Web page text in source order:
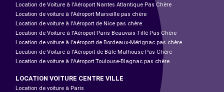
Location de Voiture à l'Aéroport Nantes Atlantique Pas Chère
Location de voiture à l'Aéroport Marseille pas chère
Location de voiture à l'Aéroport de Nice pas chère
Location de Voiture à l'Aéroport Paris Beauvais-Tillé Pas Chère
Location de voiture à l’aéroport de Bordeaux-Mérignac pas chère
Location de Voiture à l'Aéroport de Bâle-Mulhouse Pas Chère
Location de voiture à l'Aéroport Toulouse-Blagnac pas chère
LOCATION VOITURE CENTRE VILLE
Location de voiture à Paris